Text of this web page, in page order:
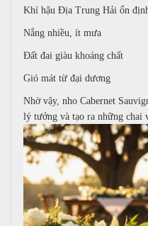
Khí hậu Địa Trung Hải ổn
Nắng nhiều, ít mưa
Đất đai giàu khoáng chất
Gió mát từ đại dương
Nhờ vậy, nho Cabernet
lý tưởng và tạo ra những chai